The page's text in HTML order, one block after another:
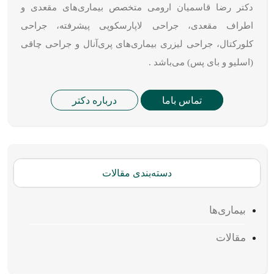
دکتر رضا قاسمیان ارومی متخصص بیماری‌های مقعدی و
اطراف مقعدی، جراحی لاپارسکوپی پیشرفته، جراحی
کلورکتال، جراحی لیزری بیماری‌های پری‌آنال و جراحی چاقی
(اسلیو و بای پس) می‌باشد .
تماس باما درباره دکتر
دسته‌بندی مقالات
بیماری‌ها
مقالات